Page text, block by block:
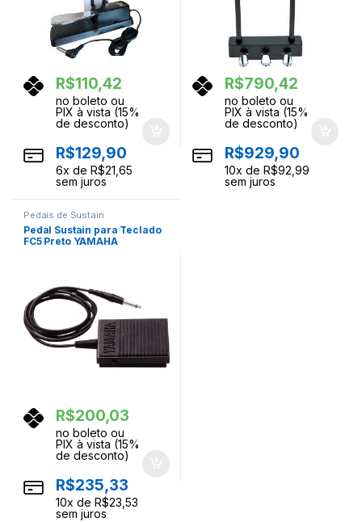
R$110,42
no boleto ou
PIX à vista (15%
de desconto)
R$129,90
6x de R$21,65
sem juros
R$790,42
no boleto ou
PIX à vista (15%
de desconto)
R$929,90
10x de R$92,99
sem juros
Pedais de Sustain
Pedal Sustain para Teclado
FC5 Preto YAMAHA
R$200,03
no boleto ou
PIX à vista (15%
de desconto)
R$235,33
10x de R$23,53
sem juros